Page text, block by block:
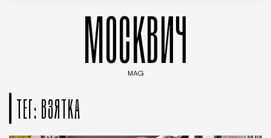
МОСКВИЧ
MAG
ТЕГ: ВЗЯТКА